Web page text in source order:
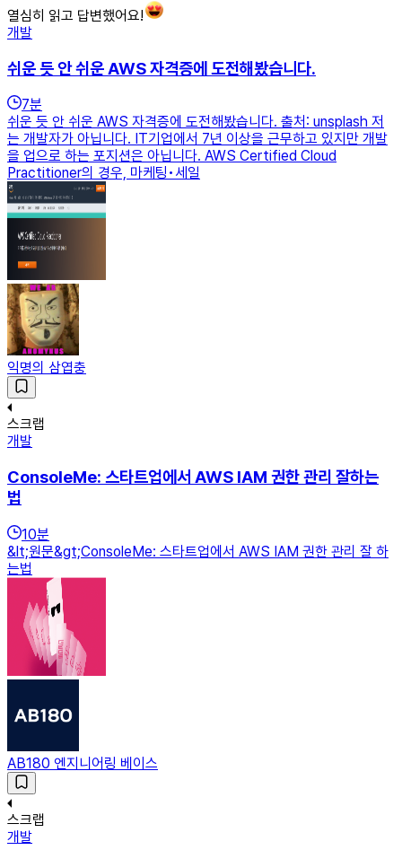
열심히 읽고 답변했어요!
개발
쉬운 듯 안 쉬운 AWS 자격증에 도전해봤습니다.
7분
쉬운 듯 안 쉬운 AWS 자격증에 도전해봤습니다. 출처: unsplash 저
는 개발자가 아닙니다. IT기업에서 7년 이상을 근무하고 있지만 개발
을 업으로 하는 포지션은 아닙니다. AWS Certified Cloud
Practitioner의 경우, 마케팅•세일
익명의 삼엽충
스크랩
개발
ConsoleMe: 스타트업에서 AWS IAM 권한 관리 잘하는
법
10분
&lt;원문&gt;ConsoleMe: 스타트업에서 AWS IAM 권한 관리 잘 하
는법
AB180 엔지니어링 베이스
스크랩
개발